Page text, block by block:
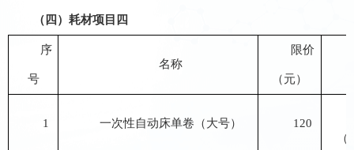
（四） 耗材项目 四
序
号
名称
限价
（元）
1 一次性自动床单卷（大号）
120